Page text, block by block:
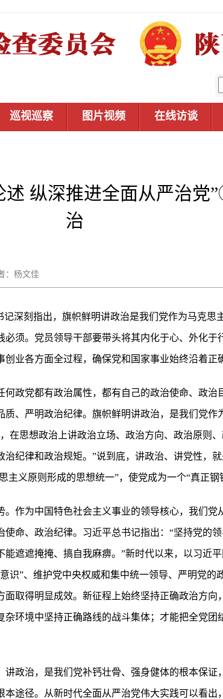
巡视巡察 图片视频 在线访谈
述 纵深推进全面从严治党
治
：杨文佳
深刻指出，旗帜鲜明讲政治是我们党作为马克思
须。党员领导干部要带头将其内化于心、外化于
业各方面全过程，确保党和国家事业始终沿着正
政党都有政治属性，都有自己的政治使命、政治
、严明政治纪律。旗帜鲜明讲政治，是我们党作
在思想政治上讲政治立场、政治方向、政治原则
纪律和政治规矩。”说到底，讲政治、讲党性，
主义原则形成的思想统一”，使党成为一个“真正钢
作为中国特色社会主义事业的领导核心，我们党
命、政治纪律。习近平总书记指出：“坚持党的
遮遮掩掩、搞自我麻痹。”新时代以来，以习近
识”、维护党中央权威和集中统一领导、严明党的
取得明显成效。新征程上始终坚持正确政治方向
环境中坚持正确路线的战斗集体；才能把全党团
政治，是我们党补钙壮骨、强身健体的根本保证
途径。从新时代全面从严治党伟大实践可以看出